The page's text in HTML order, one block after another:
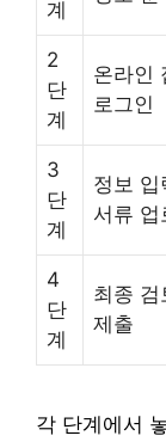
계
2
단
계
온라인
로그인
3
단
계
정보 입
서류 업
4
단
계
최종 검
제출
각 단계에서